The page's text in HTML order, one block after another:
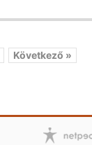
Következő »